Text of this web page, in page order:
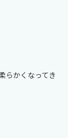
らかくなってき